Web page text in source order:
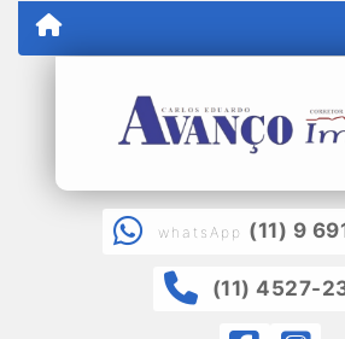
whatsApp (11) 9
(11) 4527-